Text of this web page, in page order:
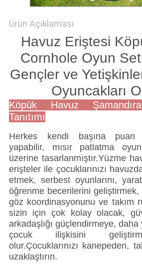
Ürün Açıklaması
Havuz Eriştesi
Cornhole Oyun
Gençler ve
Oyuncakları
Köpük Havuz
Tanıtımı
Herkes kendi başına puan
yapabilir, mısır patlatma
üzerine tasarlanmıştır.Yüzme
erişteler ile çocuklarınızı
etmek, serbest oyunlarını,
öğrenme becerilerini
göz koordinasyonunu ve takım
sizin için çok kolay olacak,
arkadaşlığı güçlendirmeye,
çocuk ilişkisini
olur.Çocuklarınızı kanepeden,
uzaklaştırın.